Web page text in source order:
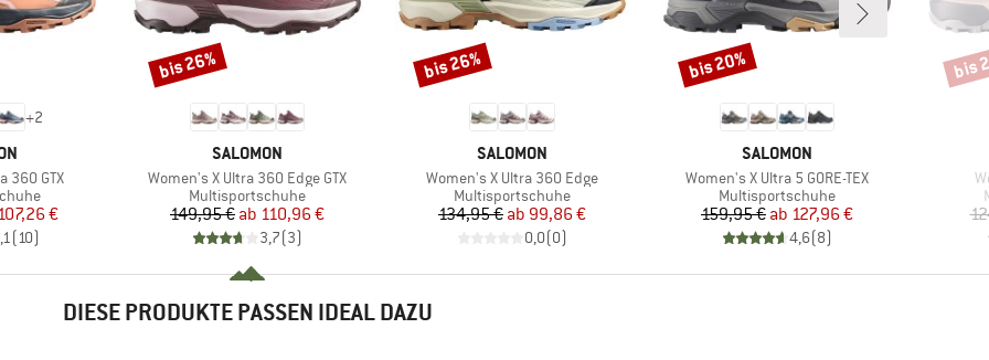
+2
360 GTX
Preis
107,26 €
( 10)
MARKE
SALOMON
Artikel
Women's X Ultra 360 Edge GTX
Produktgruppe
Multisportschuhe
Preis
149,95 € reduzierter Preis
ab 110,96 €
3,7(3)
Rabatt
bis 26%
MARKE
SALOMON
Artikel
Women's X Ultra 360 Edge
Produktgruppe
Multisportschuhe
Preis
134,95 € reduzierter Preis
ab 99,86 €
0,0(0)
Rabatt
bis 26%
MARKE
SALOMON
Artikel
Women's X Ultra 5 GORE-TEX
Produktgruppe
Multisportschuhe
Preis
159,95 € reduzierter Preis
ab 127,96 €
4,6(8)
Rabatt
bis 20% bis
DIESE PRODUKTE PASSEN IDEAL DAZU